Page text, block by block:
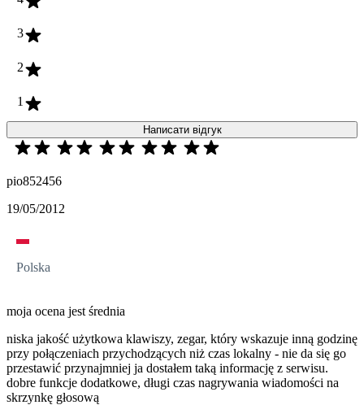
3
2
1
Написати відгук
pio852456
19/05/2012
Polska
moja ocena jest średnia
niska jakość użytkowa klawiszy, zegar, który wskazuje inną godzinę
przy połączeniach przychodzących niż czas lokalny - nie da się go
przestawić przynajmniej ja dostałem taką informację z serwisu.
dobre funkcje dodatkowe, długi czas nagrywania wiadomości na
skrzynkę głosową